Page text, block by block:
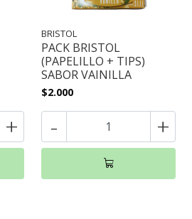
+
BRISTOL
PACK BRISTOL
(PAPELILLO + TIPS)
SABOR VAINILLA
$2.000
- +